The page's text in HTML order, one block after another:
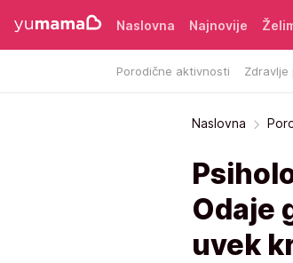
Naslovna Najnovije
Porodične aktivnosti Zdravlje
Naslovna
Odaje
uvek